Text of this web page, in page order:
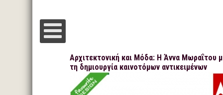
Αρχιτεκτονική και Μόδα: Η Άννα Μωραΐτου
τη δημιουργία καινοτόμων αντικειμένων